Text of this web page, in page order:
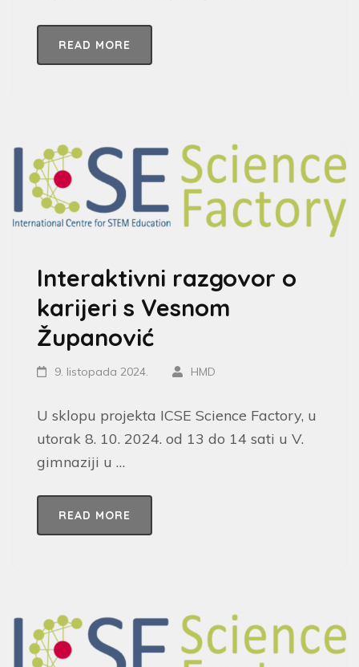
READ MORE
Interaktivni razgovor o
karijeri s Vesnom
Županović
9. listopada 2024. HMD
U sklopu projekta ICSE Science Factory, u
utorak 8. 10. 2024. od 13 do 14 sati u V.
gimnaziji u …
READ MORE